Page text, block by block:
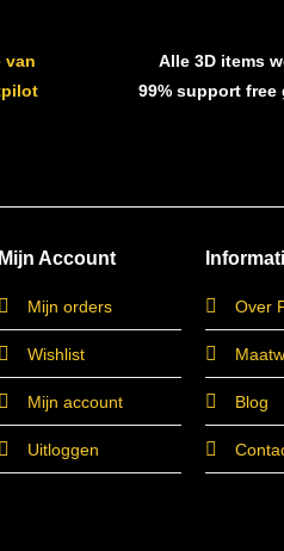
van
Alle 3D items
99% support free
Mijn Account
Mijn orders
Wishlist
Mijn account
Uitloggen
Over
Blog